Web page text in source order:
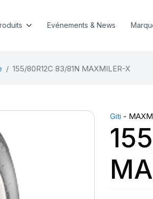
Evénements & News
155/80R12C 83/81N MAXMILER-X
Giti -